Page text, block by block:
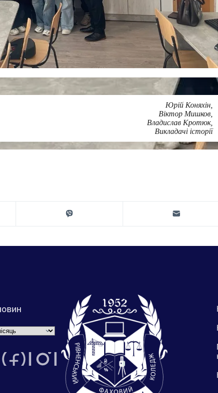
Юрій Коняхін,
Віктор Мишков,
Владислав Кротюк,
Викладачі історії